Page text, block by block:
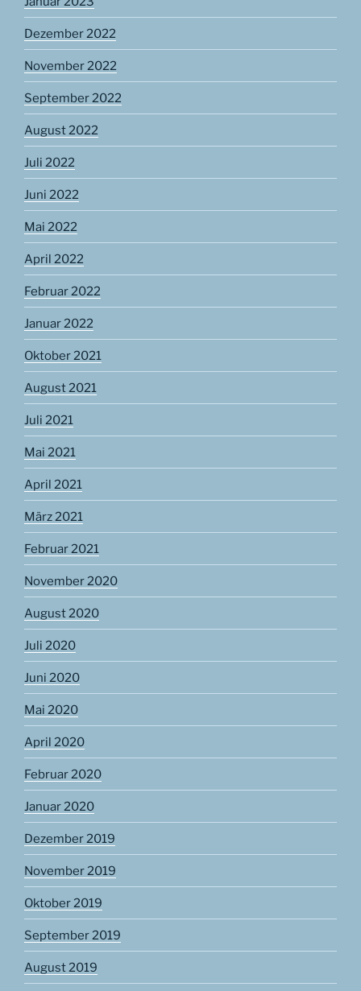
Dezember 2022
November 2022
September 2022
August 2022
Juli 2022
Juni 2022
Mai 2022
April 2022
Februar 2022
Januar 2022
Oktober 2021
August 2021
Juli 2021
Mai 2021
April 2021
März 2021
Februar 2021
November 2020
August 2020
Juli 2020
Juni 2020
Mai 2020
April 2020
Februar 2020
Januar 2020
Dezember 2019
November 2019
Oktober 2019
September 2019
August 2019